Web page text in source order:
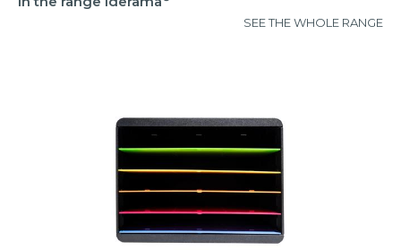
SEE THE WHOLE RANGE